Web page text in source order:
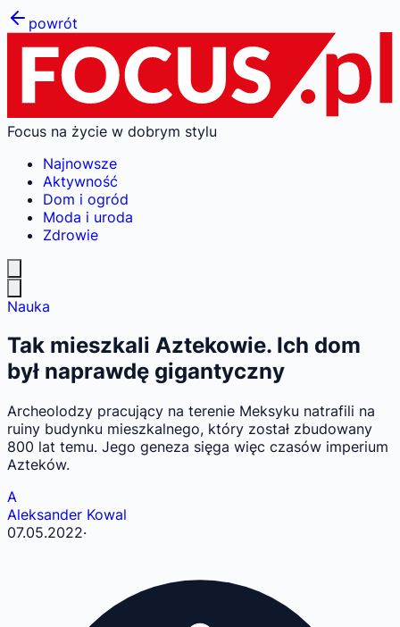
powrót
Focus na życie w dobrym stylu
Najnowsze
Aktywność
Dom i ogród
Moda i uroda
Zdrowie
Nauka
Tak mieszkali Aztekowie. Ich dom
był naprawdę gigantyczny
Archeolodzy pracujący na terenie Meksyku natrafili na
ruiny budynku mieszkalnego, który został zbudowany
800 lat temu. Jego geneza sięga więc czasów imperium
Azteków.
A
Aleksander Kowal
07.05.2022·